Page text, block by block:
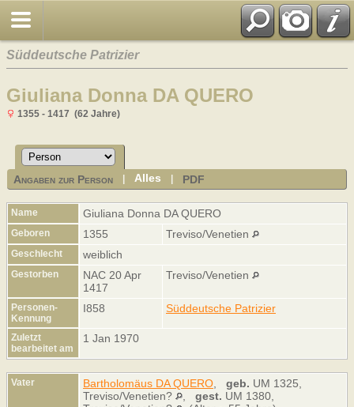
Süddeutsche Patrizier
Giuliana Donna DA QUERO
1355 - 1417 (62 Jahre)
Angaben zur Person |Alles PDF
Name Giuliana Donna DA QUERO
Geboren 1355 Treviso/Venetien
Geschlecht weiblich
Gestorben
NAC 20 Apr
1417
Treviso/Venetien
Personen-
Kennung
I858 Süddeutsche Patrizier
Zuletzt
bearbeitet am
1 Jan 1970
Vater Bartholomäus DA QUERO geb. UM 1325,
Treviso/Venetien?
gest. UM 1380,